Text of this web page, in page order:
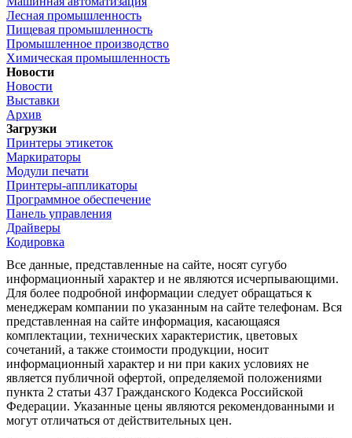
Лесная промышленность
Пищевая промышленность
Промышленное производство
Химическая промышленность
Новости
Новости
Выставки
Архив
Загрузки
Принтеры этикеток
Маркираторы
Модули печати
Принтеры-аппликаторы
Программное обеспечение
Панель управления
Драйверы
Кодировка
Все данные, представленные на сайте, носят сугубо
информационный характер и не являются исчерпывающими.
Для более подробной информации следует обращаться к
менеджерам компании по указанным на сайте телефонам. Вся
представленная на сайте информация, касающаяся
комплектации, технических характеристик, цветовых
сочетаний, а также стоимости продукции, носит
информационный характер и ни при каких условиях не
является публичной офертой, определяемой положениями
пункта 2 статьи 437 Гражданского Кодекса Российской
Федерации. Указанные цены являются рекомендованными и
могут отличаться от действительных цен.